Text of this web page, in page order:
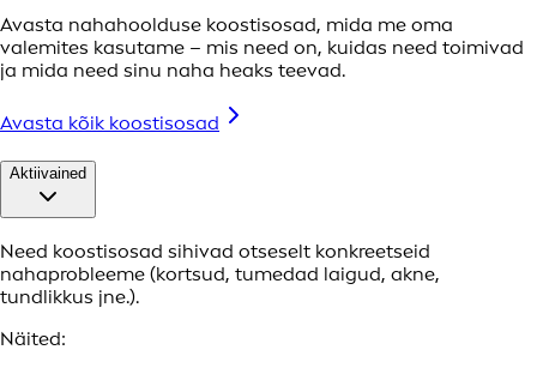
Avasta nahahoolduse koostisosad, mida me oma
valemites kasutame – mis need on, kuidas need toimivad
ja mida need sinu naha heaks teevad.
Avasta kõik koostisosad
Aktiivained
Need koostisosad sihivad otseselt konkreetseid
nahaprobleeme (kortsud, tumedad laigud, akne,
tundlikkus jne.).
Näited: